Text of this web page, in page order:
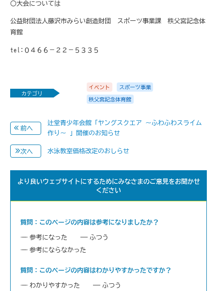
○大会については
公益財団法人藤沢市みらい創造財団 スポーツ事業課 秩父宮記念体
育館
tel:０４６６－２２－５３３５
カテゴリ
イベント スポーツ事業
秩父宮記念体育館
前へ
辻堂青少年会館「ヤングスクエア ～ふわふわスライム
作り～ 」開催のお知らせ
次へ 水泳教室価格改定のおしらせ
より良いウェブサイトにするためにみなさまのご意見をお聞かせ
ください
質問：このページの内容は参考になりましたか？
参考になった
ふつう
参考にならなかった
質問：このページの内容はわかりやすかったですか？
わかりやすかった
ふつう